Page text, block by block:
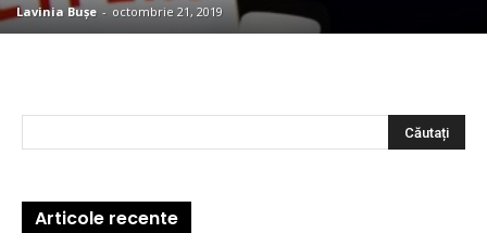
Lavinia Bușe - octombrie 21, 2019
Articole recente